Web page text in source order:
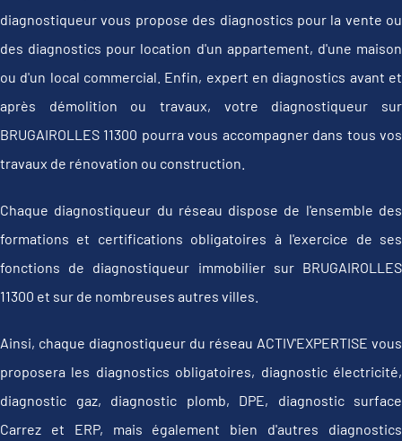
diagnostiqueur vous propose des diagnostics pour la vente ou
des diagnostics pour location d'un appartement, d'une maison
ou d'un local commercial. Enfin, expert en diagnostics avant et
après démolition ou travaux, votre diagnostiqueur sur
BRUGAIROLLES 11300 pourra vous accompagner dans tous vos
travaux de rénovation ou construction.
Chaque diagnostiqueur du réseau dispose de l'ensemble des
formations et certifications obligatoires à l'exercice de ses
fonctions de diagnostiqueur immobilier sur BRUGAIROLLES
11300 et sur de nombreuses autres villes.
Ainsi, chaque diagnostiqueur du réseau ACTIV'EXPERTISE vous
proposera les diagnostics obligatoires, diagnostic électricité,
diagnostic gaz, diagnostic plomb, DPE, diagnostic surface
Carrez et ERP, mais également bien d'autres diagnostics